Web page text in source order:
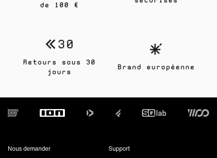
de 100 €
Retours sous 30
jours
Brand européenne
Footer
Nous demander Support